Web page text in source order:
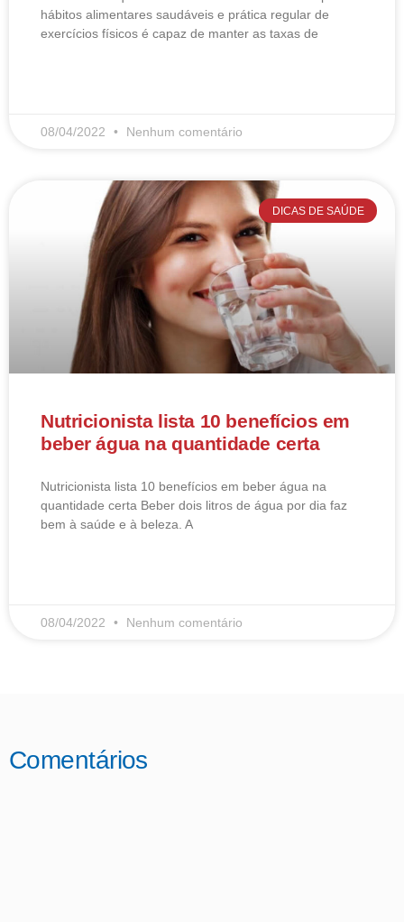
hábitos alimentares saudáveis e prática regular de
exercícios físicos é capaz de manter as taxas de
08/04/2022 Nenhum comentário
DICAS DE SAÚDE
Nutricionista lista 10 benefícios em
beber água na quantidade certa
Nutricionista lista 10 benefícios em beber água na
quantidade certa Beber dois litros de água por dia faz
bem à saúde e à beleza. A
08/04/2022 Nenhum comentário
Comentários